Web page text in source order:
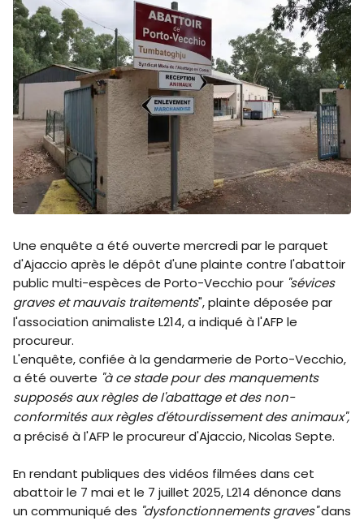
Une enquête a été ouverte mercredi par le parquet
d'Ajaccio après le dépôt d'une plainte contre l'abattoir
public multi-espèces de Porto-Vecchio pour "sévices
graves et mauvais traitements", plainte déposée par
l'association animaliste L214, a indiqué à l'AFP le
procureur.
L'enquête, confiée à la gendarmerie de Porto-Vecchio,
a été ouverte "à ce stade pour des manquements
supposés aux règles de l'abattage et des non-
conformités aux règles d'étourdissement des animaux",
a précisé à l'AFP le procureur d'Ajaccio, Nicolas Septe.
En rendant publiques des vidéos filmées dans cet
abattoir le 7 mai et le 7 juillet 2025, L214 dénonce dans
un communiqué des "dysfonctionnements graves"dans